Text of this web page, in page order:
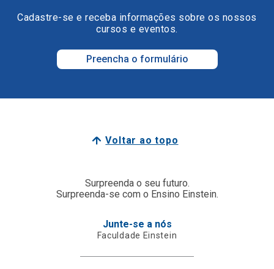
Cadastre-se e receba informações sobre os nossos
cursos e eventos.
Preencha o formulário
Voltar ao topo
Surpreenda o seu futuro.
Surpreenda-se com o Ensino Einstein.
Junte-se a nós
Faculdade Einstein